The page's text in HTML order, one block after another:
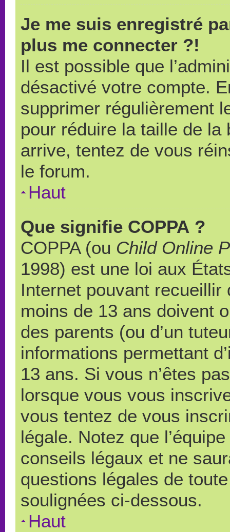
Je me suis enregistré
plus me connecter ?!
Il est possible que
désactivé votre compte.
supprimer régulièrement
pour réduire la taille de
arrive, tentez de vous
le forum.
Haut
Que signifie COPPA ?
COPPA (ou Child Online
1998) est une loi aux
Internet pouvant
moins de 13 ans doivent
des parents (ou d’un
informations permettant
13 ans. Si vous n’êtes
lorsque vous vous
vous tentez de vous
légale. Notez que
conseils légaux et ne
questions légales de
soulignées ci-dessous.
Haut